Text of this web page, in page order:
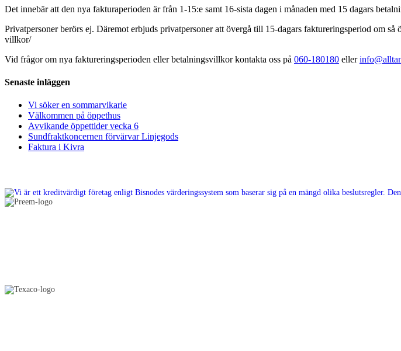
Det innebär att den nya fakturaperioden är från 1-15:e samt 16-sista dagen i månaden med 15 dagars
Privatpersoner berörs ej. Däremot erbjuds privatpersoner att övergå till 15-dagars faktureringsperiod om
villkor/
Vid frågor om nya faktureringsperioden eller betalningsvillkor kontakta oss på 060-180180 eller
Senaste inläggen
Vi söker en sommarvikarie
Välkommen på öppethus
Avvikande öppettider vecka 6
Sundfraktkoncernen förvärvar Linjegods
Faktura i Kivra